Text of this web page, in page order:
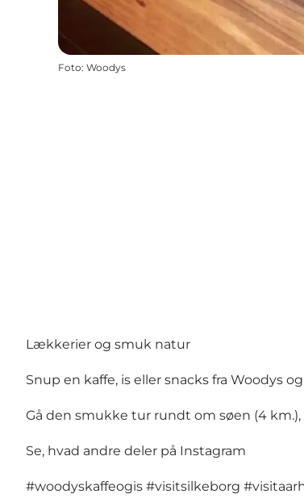
Foto: Woodys
Lækkerier og smuk natur
Snup en kaffe, is eller snacks fra Woodys
Gå den smukke tur rundt om søen (4
Se, hvad andre deler på Instagram
#woodyskaffeogis #visitsilkeborg